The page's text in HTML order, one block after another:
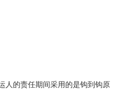
人的责任期间采用的是钩到钩原